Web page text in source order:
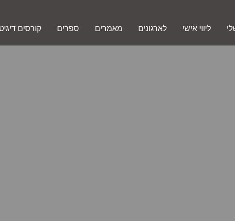
ליווי אישי לארגונים מאמרים ספרים קורסים